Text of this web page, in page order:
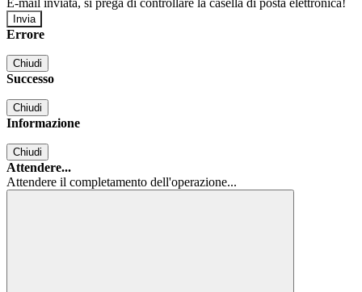
E-mail inviata, si prega di controllare la casella di posta elettronica!
Errore
Chiudi
Successo
Chiudi
Informazione
Chiudi
Attendere...
Attendere il completamento dell'operazione...